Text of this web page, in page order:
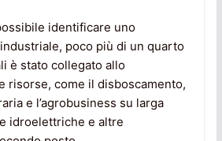
identificare uno
poco più di un quarto
è stato collegato allo
risorse, come il disboscamento,
e l’agrobusiness su larga
idroelettriche e altre